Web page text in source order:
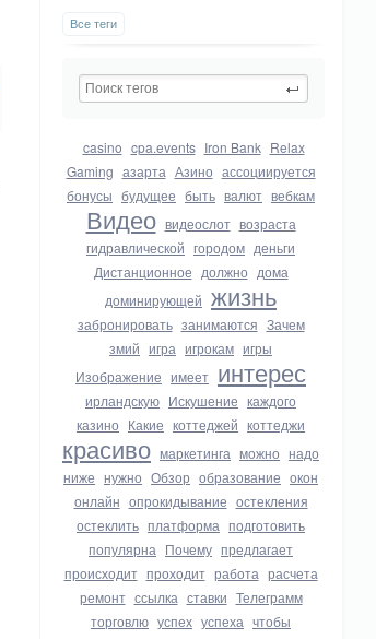
Все теги
casino cpa.events Iron Bank Relax
Gaming азарта Азино ассоциируется
бонусы будущее быть валют вебкам
Видео видеослот возраста
гидравлической городом деньги
Дистанционное должно дома
доминирующей жизнь
забронировать занимаются Зачем
змий игра игрокам игры
Изображение имеет интерес
ирландскую Искушение каждого
казино Какие коттеджей коттеджи
красиво маркетинга можно надо
ниже нужно Обзор образование окон
онлайн опрокидывание остекления
остеклить платформа подготовить
популярна Почему предлагает
происходит проходит работа расчета
ремонт ссылка ставки Телеграмм
торговлю успех успеха чтобы